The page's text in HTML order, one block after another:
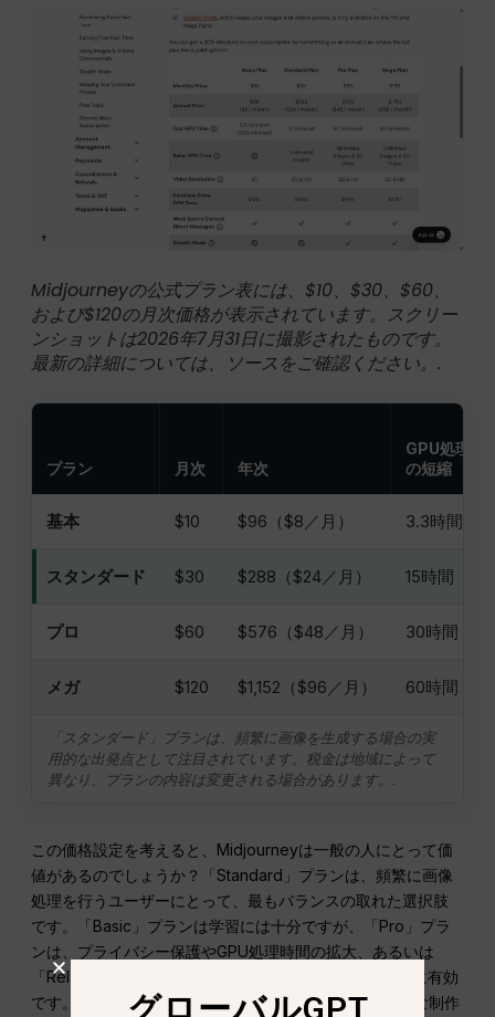
Midjourneyの公式プラン表には、$10、$30、$60、
および$120の月次価格が表示されています。スクリー
ンショットは2026年7月31日に撮影されたものです。
最新の詳細については、ソースをご確認ください。.
プラン 月次 年次
GPU処理時
の短縮
基本 $10 $96（$8／月） 3.3時間
スタンダード $30 $288（$24／月） 15時間
プロ $60 $576（$48／月） 30時間
メガ $120 $1,152（$96／月） 60時間
「スタンダード」プランは、頻繁に画像を生成する場合の実
用的な出発点として注目されています。税金は地域によって
異なり、プランの内容は変更される場合があります。.
この価格設定を考えると、Midjourneyは一般の人にとって価
値があるのでしょうか？「Standard」プランは、頻繁に画像
処理を行うユーザーにとって、最もバランスの取れた選択肢
です。「Basic」プランは学習には十分ですが、「Pro」プラ
ンは、プライバシー保護やGPU処理時間の拡大、あるいは
「Relax」による動画生成が有料の仕事に影響する場合に有効
です。「Mega」プランは、通常よりもはるかに大規模な制作
グローバルGPT